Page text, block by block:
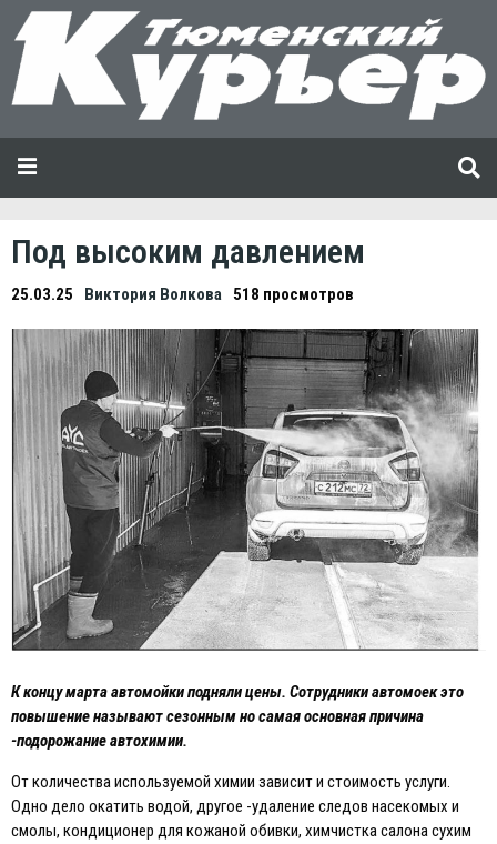
Под высоким давлением
25.03.25 Виктория Волкова 518 просмотров
К концу марта автомойки подняли цены. Сотрудники автомоек это
повышение называют сезонным но самая основная причина
-подорожание автохимии.
От количества используемой химии зависит и стоимость услуги.
Одно дело окатить водой, другое -удаление следов насекомых и
смолы, кондиционер для кожаной обивки, химчистка салона сухим